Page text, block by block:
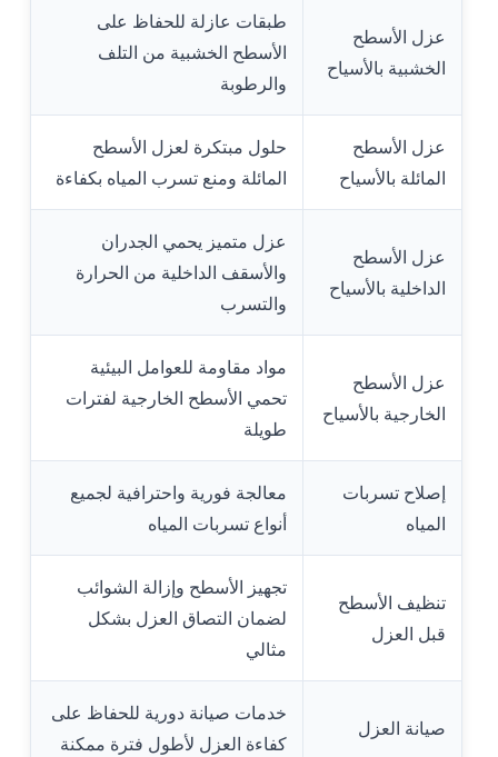
عزل الأسطح
الخشبية بالأسياح
طبقات عازلة للحفاظ على
الأسطح الخشبية من التلف
والرطوبة
عزل الأسطح
المائلة بالأسياح
حلول مبتكرة لعزل الأسطح
المائلة ومنع تسرب المياه بكفاءة
عزل الأسطح
الداخلية بالأسياح
عزل متميز يحمي الجدران
والأسقف الداخلية من الحرارة
والتسرب
عزل الأسطح
الخارجية بالأسياح
مواد مقاومة للعوامل البيئية
تحمي الأسطح الخارجية لفترات
طويلة
إصلاح تسربات
المياه
معالجة فورية واحترافية لجميع
أنواع تسربات المياه
تنظيف الأسطح
قبل العزل
تجهيز الأسطح وإزالة الشوائب
لضمان التصاق العزل بشكل
مثالي
صيانة العزل
خدمات صيانة دورية للحفاظ على
كفاءة العزل لأطول فترة ممكنة